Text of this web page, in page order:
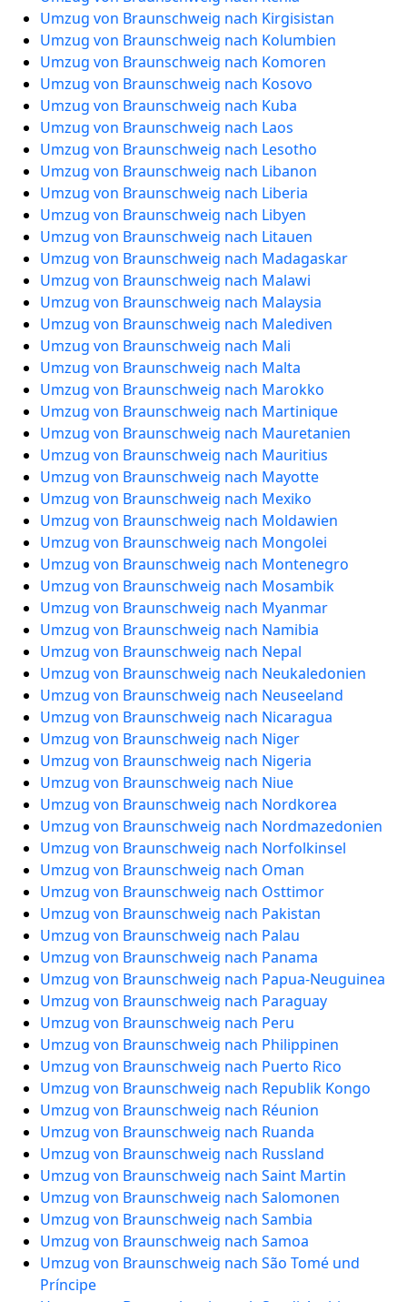
Umzug von Braunschweig nach Kirgisistan
Umzug von Braunschweig nach Kolumbien
Umzug von Braunschweig nach Komoren
Umzug von Braunschweig nach Kosovo
Umzug von Braunschweig nach Kuba
Umzug von Braunschweig nach Laos
Umzug von Braunschweig nach Lesotho
Umzug von Braunschweig nach Libanon
Umzug von Braunschweig nach Liberia
Umzug von Braunschweig nach Libyen
Umzug von Braunschweig nach Litauen
Umzug von Braunschweig nach Madagaskar
Umzug von Braunschweig nach Malawi
Umzug von Braunschweig nach Malaysia
Umzug von Braunschweig nach Malediven
Umzug von Braunschweig nach Mali
Umzug von Braunschweig nach Malta
Umzug von Braunschweig nach Marokko
Umzug von Braunschweig nach Martinique
Umzug von Braunschweig nach Mauretanien
Umzug von Braunschweig nach Mauritius
Umzug von Braunschweig nach Mayotte
Umzug von Braunschweig nach Mexiko
Umzug von Braunschweig nach Moldawien
Umzug von Braunschweig nach Mongolei
Umzug von Braunschweig nach Montenegro
Umzug von Braunschweig nach Mosambik
Umzug von Braunschweig nach Myanmar
Umzug von Braunschweig nach Namibia
Umzug von Braunschweig nach Nepal
Umzug von Braunschweig nach Neukaledonien
Umzug von Braunschweig nach Neuseeland
Umzug von Braunschweig nach Nicaragua
Umzug von Braunschweig nach Niger
Umzug von Braunschweig nach Nigeria
Umzug von Braunschweig nach Niue
Umzug von Braunschweig nach Nordkorea
Umzug von Braunschweig nach Nordmazedonien
Umzug von Braunschweig nach Norfolkinsel
Umzug von Braunschweig nach Oman
Umzug von Braunschweig nach Osttimor
Umzug von Braunschweig nach Pakistan
Umzug von Braunschweig nach Palau
Umzug von Braunschweig nach Panama
Umzug von Braunschweig nach Papua-Neuguinea
Umzug von Braunschweig nach Paraguay
Umzug von Braunschweig nach Peru
Umzug von Braunschweig nach Philippinen
Umzug von Braunschweig nach Puerto Rico
Umzug von Braunschweig nach Republik Kongo
Umzug von Braunschweig nach Réunion
Umzug von Braunschweig nach Ruanda
Umzug von Braunschweig nach Russland
Umzug von Braunschweig nach Saint Martin
Umzug von Braunschweig nach Salomonen
Umzug von Braunschweig nach Sambia
Umzug von Braunschweig nach Samoa
Umzug von Braunschweig nach São Tomé und
Príncipe